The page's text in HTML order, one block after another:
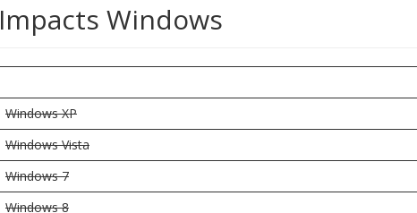
Impacts Windows
Windows XP
Windows Vista
Windows 7
Windows 8